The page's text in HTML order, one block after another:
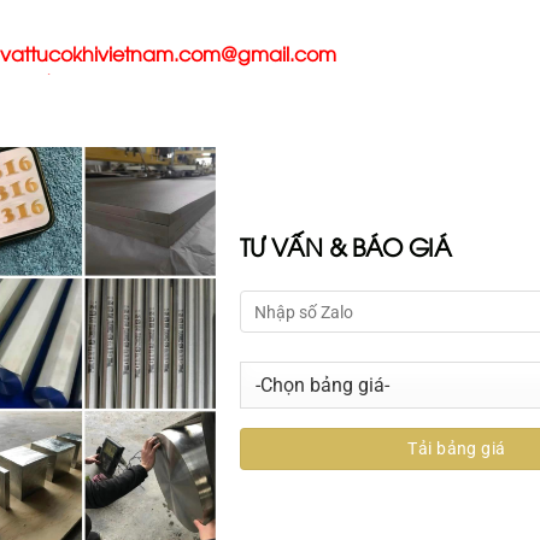
vattucokhivietnam.com@gmail.com
Tư vấn khách hàng: 0936.304.304
NIKEN NHÔM TITAN
hoặc địa chỉ email. Bạn sẽ nhận được một liên kết tạo